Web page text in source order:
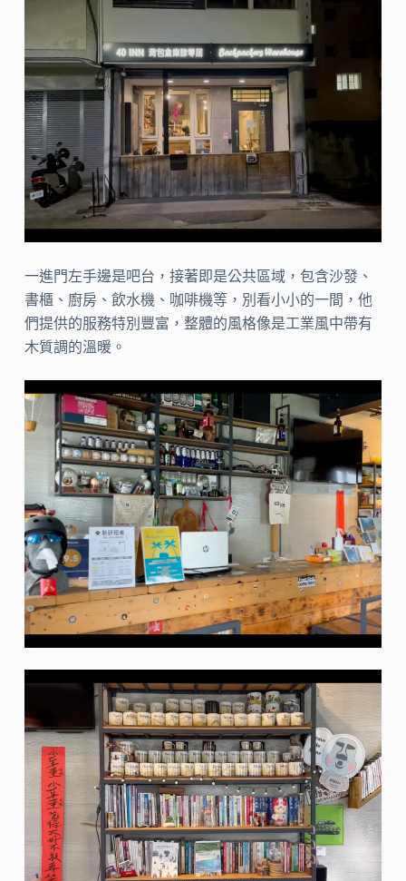
一進門左手邊是吧台，接著即是公共區域，包含沙發、
書櫃、廚房、飲水機、咖啡機等，別看小小的一間，他
們提供的服務特別豐富，整體的風格像是工業風中帶有
木質調的溫暖。